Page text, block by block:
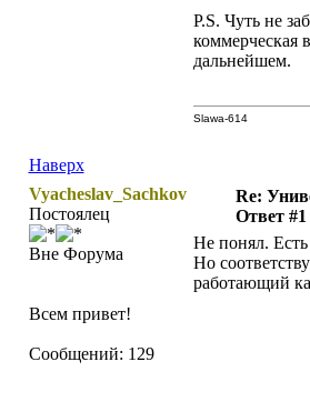
P.S. Чуть не
коммерческая
дальнейшем.
Наверх
Slawa-614
Vyacheslav_Sachkov
Постоялец
Вне Форума
Всем привет!
Сообщений: 129
Re:
Ответ #1
Не понял.
Но
работающий